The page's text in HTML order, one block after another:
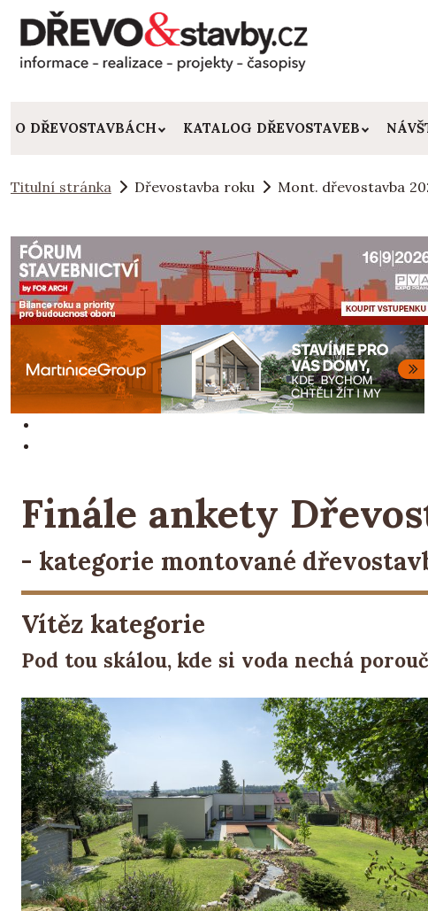
O DŘEVOSTAVBÁCH KATALOG DŘEVOSTAVEB
Titulní stránka Dřevostavba roku Mont. dřevostavba
Finále ankety
- kategorie montované
Vítěz kategorie
Pod tou skálou, kde si voda nechá